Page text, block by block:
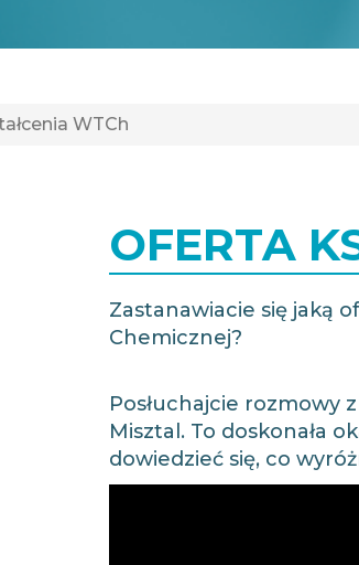
WTCh
OFERTA
Zastanawiacie się jaką
Chemicznej?
Posłuchajcie rozmowy
Misztal. To doskonała
dowiedzieć się, co